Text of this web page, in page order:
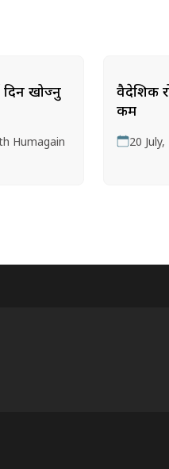
दिन खोज्नु
Humagain
वैदेशिक
कम
20